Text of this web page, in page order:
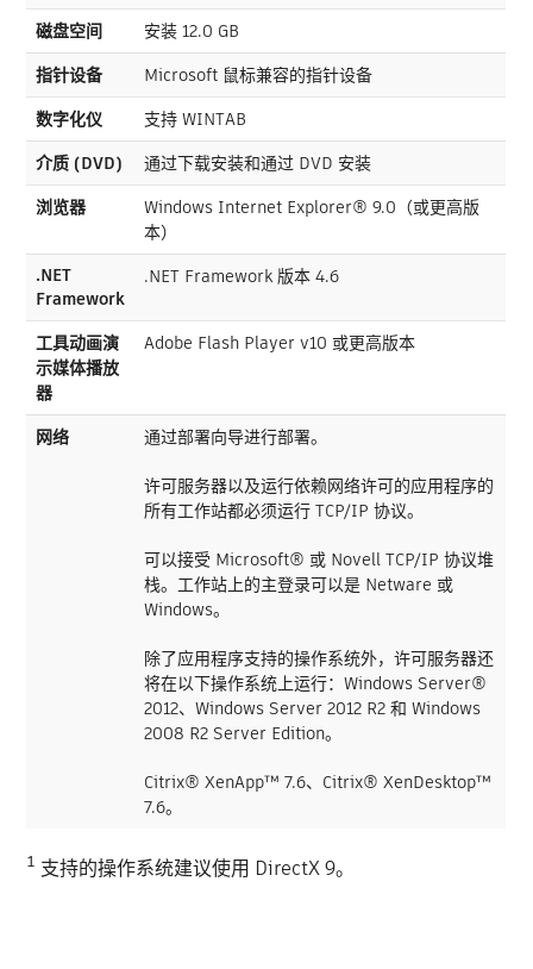
磁盘空间
安装 12.0 GB
指针设备
Microsoft 鼠标兼容的指针设备
数字化仪
支持 WINTAB
介质 (DVD)
通过下载安装和通过 DVD 安装
浏览器
Windows Internet Explorer® 9.0（或更高版
本）
.NET
Framework
.NET Framework 版本 4.6
工具动画演
示媒体播放
器
Adobe Flash Player v10 或更高版本
网络 通过部署向导进行部署。
许可服务器以及运行依赖网络许可的应用程序的
所有工作站都必须运行 TCP/IP 协议。
可以接受 Microsoft® 或 Novell TCP/IP 协议堆
栈。工作站上的主登录可以是 Netware 或
Windows。
除了应用程序支持的操作系统外，许可服务器还
将在以下操作系统上运行：Windows Server®
2012、Windows Server 2012 R2 和 Windows
2008 R2 Server Edition。
Citrix® XenApp™ 7.6、Citrix® XenDesktop™
7.6。
¹ 支持的操作系统建议使用 DirectX 9。